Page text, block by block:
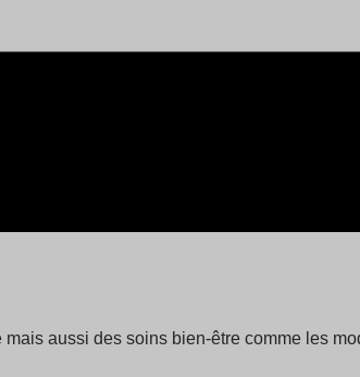
aussi des soins bien-être comme les